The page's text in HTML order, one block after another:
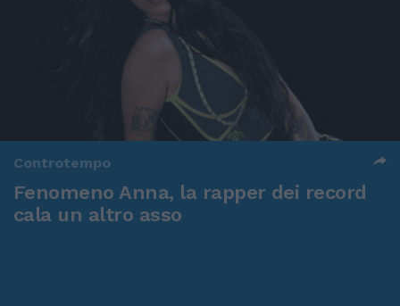
Controtempo
Fenomeno Anna, la rapper dei record
cala un altro asso